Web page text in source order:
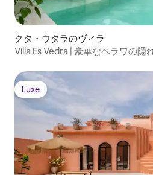
クタ・ウタラのヴィラ
Villa Es Vedra | 豪華なベラワの隠
Luxe
Luxe